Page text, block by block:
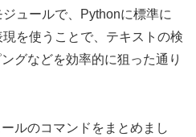
ュールで、Pythonに標準に
を使うことで、テキストの検
グなどを効率的に狙った通り
ルのコマンドをまとめまし